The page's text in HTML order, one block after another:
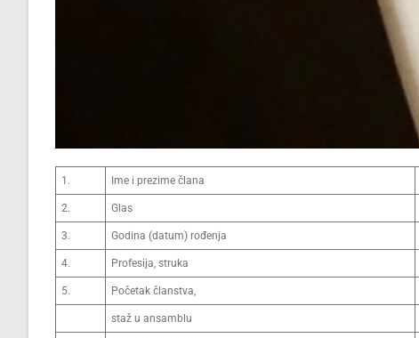
1. Ime i prezime člana
2. Glas
3. Godina (datum) rođenja
4. Profesija, struka
5. Početak članstva,
staž u ansamblu